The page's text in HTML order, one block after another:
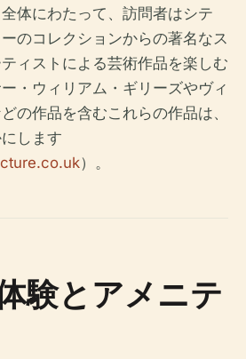
体にわたって、訪問者はシテ
のコレクションからの著名なス
ィストによる芸術作品を楽しむ
・ウィリアム・ギリーズやヴィ
の作品を含むこれらの作品は、
します
）。
験とアメニテ